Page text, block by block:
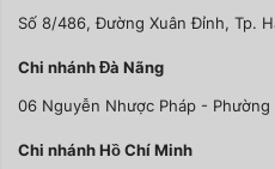
Số 8/486, Đường Xuân Đỉnh, Tp.
Chi nhánh Đà Nãng
06 Nguyễn Nhược Pháp -
Chi nhánh Hồ Chí Minh